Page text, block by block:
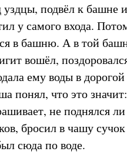
подвёл к башне
у самого входа.
в башню. А в той
вошёл,
ему воды в
понял, что это
не поднялся
бросил в чашу
сюда по воде.